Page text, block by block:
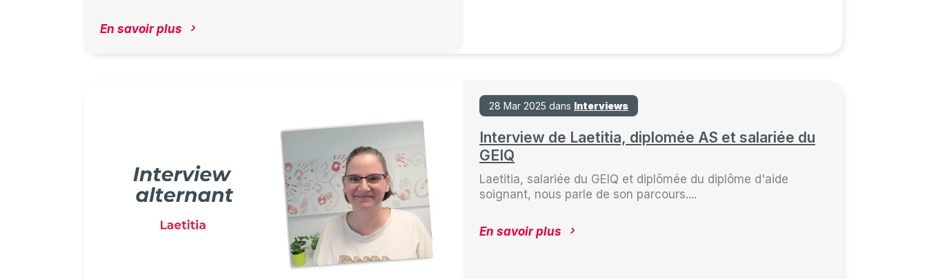
En savoir plus
28 Mar 2025 dans Interviews
Interview de Laetitia, diplomée AS et salariée du
GEIQ
Laetitia, salariée du GEIQ et diplômée du diplôme d'aide
soignant, nous parle de son parcours....
En savoir plus